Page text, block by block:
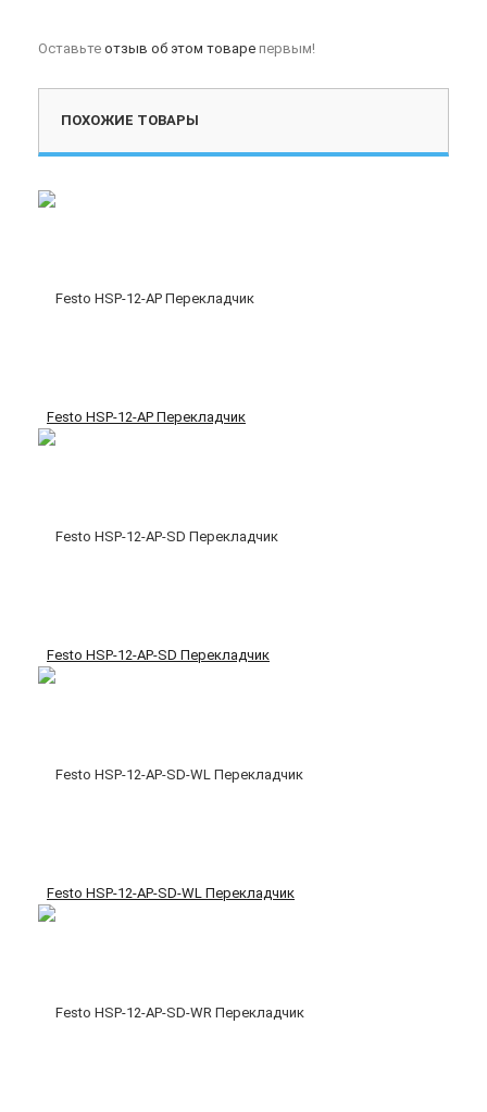
Оставьте отзыв об этом товаре первым!
ПОХОЖИЕ ТОВАРЫ
Festo HSP-12-AP Перекладчик
Festo HSP-12-AP-SD Перекладчик
Festo HSP-12-AP-SD-WL Перекладчик